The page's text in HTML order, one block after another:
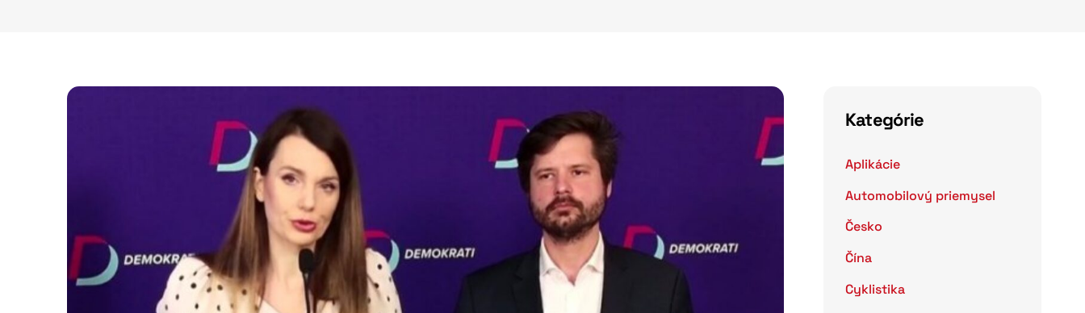
Kategórie
Aplikácie
Automobilový priemysel
Česko
Čína
Cyklistika